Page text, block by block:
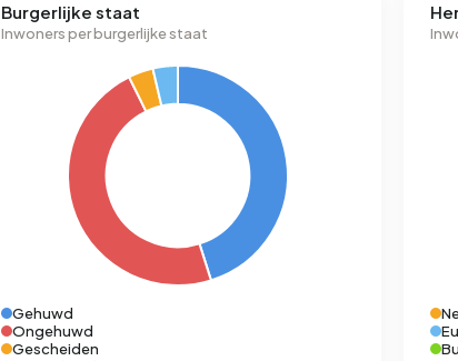
Burgerlijke staat
Inwoners per burgerlijke staat
Gehuwd
Ongehuwd
Gescheiden